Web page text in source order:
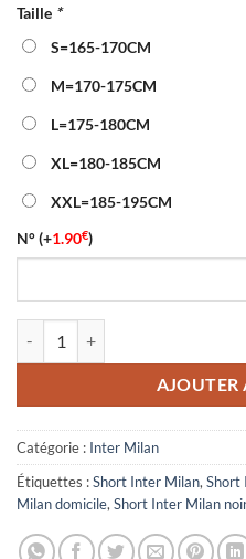
était :
40.00€.
Taille *
S=165-170CM
M=170-175CM
L=175-180CM
XL=180-185CM
XXL=185-195CM
N°(+1.90€)
quantité de Short Inter Milan
AJOUTER
Catégorie : Inter Milan
Étiquettes :Short Inter Milan, Short
Milan domicile, Short Inter Milan